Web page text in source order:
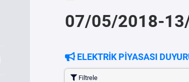
07/05/2018-
ELEKTRİK PİYASASI
Filtrele